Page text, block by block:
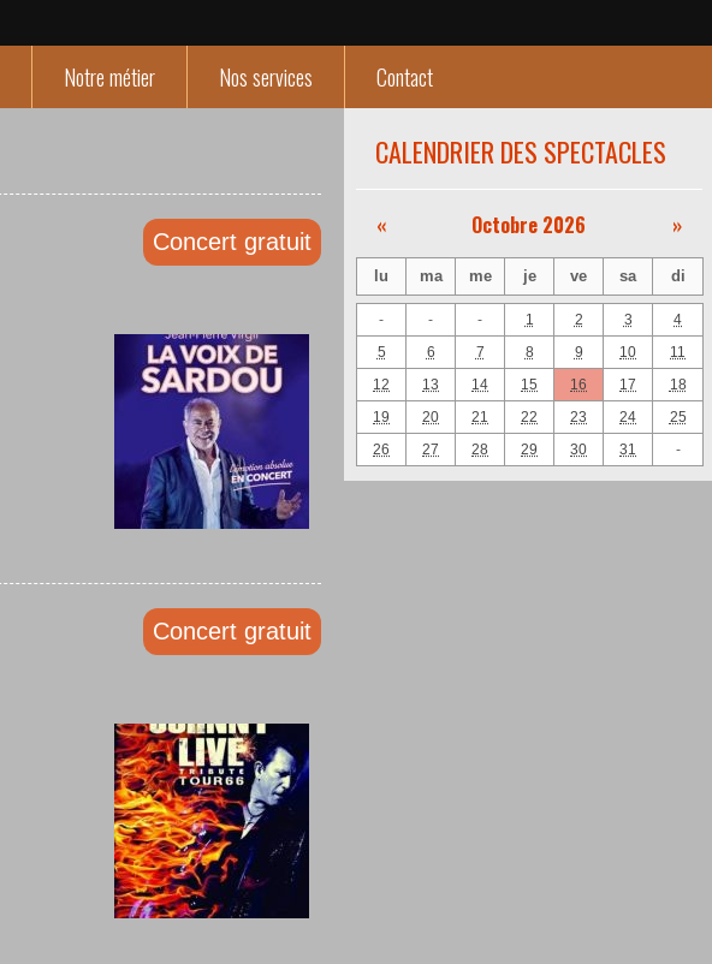
Notre métier Nos services Contact
Concert gratuit
Concert gratuit
CALENDRIER DES SPECTACLES
« Octobre 2026 »
lu ma me je ve sa di
- - - 1 2 3
4
5
6 7 8 9 10
11
12
13 14 15 16 17
18
19
20 21 22 23 24
25
26
27 28 29 30 31 -